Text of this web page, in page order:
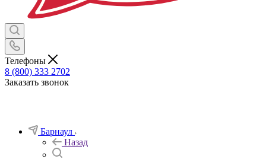
Телефоны
8 (800) 333 2702
Заказать звонок
Барнаул
Назад